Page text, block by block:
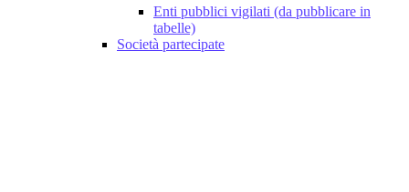
Enti pubblici vigilati (da pubblicare in
tabelle)
Società partecipate